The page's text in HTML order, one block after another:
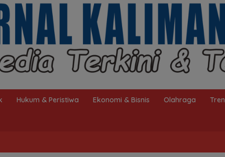
Hukum & Peristiwa Ekonomi & Bisnis Olahraga